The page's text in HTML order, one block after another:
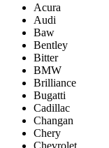
Acura
Audi
Baw
Bentley
Bitter
BMW
Brilliance
Bugatti
Cadillac
Changan
Chery
Chevrolet